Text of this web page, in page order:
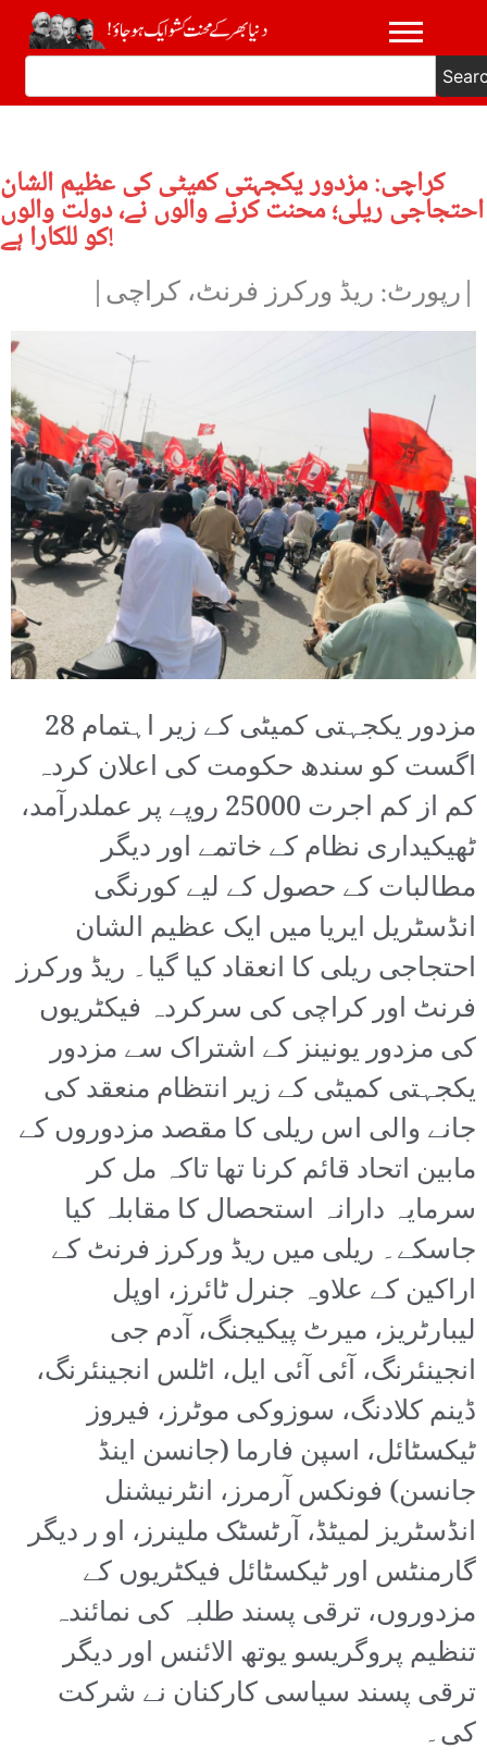
کراچی: مزدور یکجہتی کمیٹی کی عظیم الشان
احتجاجی ریلی؛ محنت کرنے والوں نے، دولت والوں
کو للکارا ہے!
|رپورٹ: ریڈ ورکرز فرنٹ، کراچی|
مزدور یکجہتی کمیٹی کے زیر اہتمام 28
اگست کو سندھ حکومت کی اعلان کردہ
کم از کم اجرت 25000 روپے پر عملدرآمد،
ٹھیکیداری نظام کے خاتمے اور دیگر
مطالبات کے حصول کے لیے کورنگی
انڈسٹریل ایریا میں ایک عظیم الشان
احتجاجی ریلی کا انعقاد کیا گیا۔ ریڈ ورکرز
فرنٹ اور کراچی کی سرکردہ فیکٹریوں
کی مزدور یونینز کے اشتراک سے مزدور
یکجہتی کمیٹی کے زیر انتظام منعقد کی
جانے والی اس ریلی کا مقصد مزدوروں کے
مابین اتحاد قائم کرنا تھا تاکہ مل کر
سرمایہ دارانہ استحصال کا مقابلہ کیا
جاسکے۔ ریلی میں ریڈ ورکرز فرنٹ کے
اراکین کے علاوہ جنرل ٹائرز، اوپل
لیبارٹریز، میرٹ پیکیجنگ، آدم جی
انجینئرنگ، آئی آئی ایل، اٹلس انجینئرنگ،
ڈینم کلادنگ، سوزوکی موٹرز، فیروز
ٹیکسٹائل، اسپن فارما (جانسن اینڈ
جانسن) فونکس آرمرز، انٹرنیشنل
انڈسٹریز لمیٹڈ، آرٹسٹک ملینرز، او ر دیگر
گارمنٹس اور ٹیکسٹائل فیکٹریوں کے
مزدوروں، ترقی پسند طلبہ کی نمائندہ
تنظیم پروگریسو یوتھ الائنس اور دیگر
ترقی پسند سیاسی کارکنان نے شرکت
کی۔